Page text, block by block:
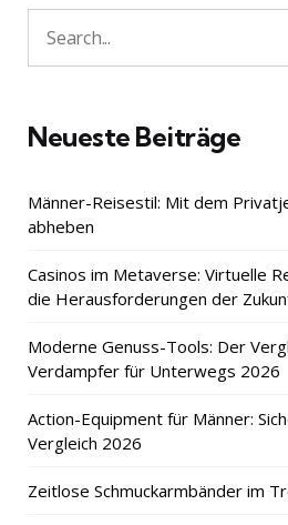
Search
for:
Neueste Beiträge
Männer-Reisestil: Mit dem
abheben
Casinos im Metaverse: Virtuelle
die Herausforderungen der
Moderne Genuss-Tools: Der
Verdampfer für Unterwegs 2026
Action-Equipment für Männer:
Vergleich 2026
Zeitlose Schmuckarmbänder im